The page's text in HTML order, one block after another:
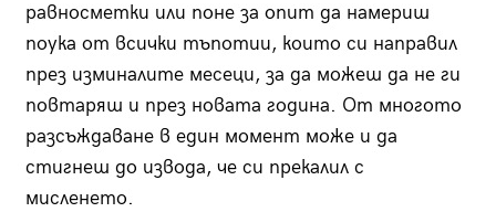
равносметки или поне за опит да намериш
поука от всички тъпотии, които си направил
през изминалите месеци, за да можеш да не ги
повтаряш и през новата година. От многото
разсъждаване в един момент може и да
стигнеш до извода, че си прекалил с
мисленето.